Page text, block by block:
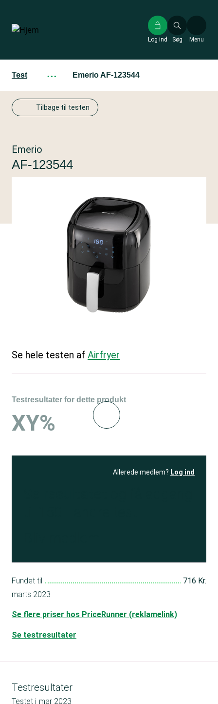
hovedindhold
Søg
Log ind Menu
Test ··· Emerio AF-123544
Tilbage til testen
Emerio
AF-123544
Se hele testen af Airfryer
Testresultater for dette produkt
XY%
Allerede medlem? Log ind
Fundet til
716 Kr.
marts 2023
Se flere priser hos PriceRunner (reklamelink)
Se testresultater
Testresultater
Testet i mar 2023